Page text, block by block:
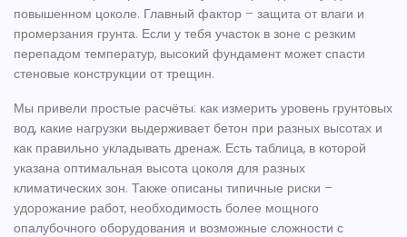
повышенном цоколе. Главный фактор – защита от влаги и
промерзания грунта. Если у тебя участок в зоне с резким
перепадом температур, высокий фундамент может спасти
стеновые конструкции от трещин.
Мы привели простые расчёты: как измерить уровень грунтовых
вод, какие нагрузки выдерживает бетон при разных высотах и
как правильно укладывать дренаж. Есть таблица, в которой
указана оптимальная высота цоколя для разных
климатических зон. Также описаны типичные риски –
удорожание работ, необходимость более мощного
опалубочного оборудования и возможные сложности с